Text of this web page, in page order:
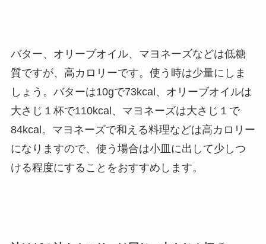
バター、オリーブオイル、マヨネーズなどは低糖
質ですが、高カロリーです。使う時は少量にしま
しょう。バターは10gで73kcal、オリーブオイルは
大さじ１杯で110kcal、マヨネーズは大さじ１で
84kcal。マヨネーズで和える料理などは高カロリー
になりますので、使う場合は小皿に出して少しつ
ける程度にすることをおすすめします。